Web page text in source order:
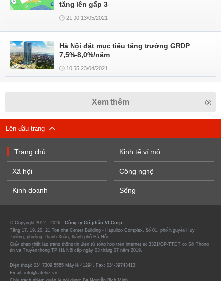
tăng lên gấp 3
21:00 13/05/2021
Hà Nội đặt mục tiêu tăng trưởng GRDP
7,5%-8,0%/năm
10:55 23/04/2021
Xem thêm
Lên đầu trang
Trang chủ
Xã hội
Kinh doanh
Kinh tế vĩ mô
Công nghệ
Sống
© Copyright 2012 - 2026 - Công ty Cổ phần VCCorp.
Tầng 17, 19, 20, 21 Toà nhà Center Building - Hapulico Complex, Số 01, phố Nguyễn Huy
Tưởng, phường Thanh Xuân, thành phố Hà Nội
Giấy phép thiết lập trang thông tin điện tử tổng hợp trên internet số 3321/GP-TTĐT do Sở Thông
tin và Truyền thông TP Hà Nội cấp ngày 03 tháng 07 năm 2019.
Điện thoại: 024 7309 5555 Máy lẻ 41294. Fax: 024-39743413
Email: info@cafebiz.vn
Chịu trách nhiệm quản lý nội dung: Bà Nguyễn Bích Minh